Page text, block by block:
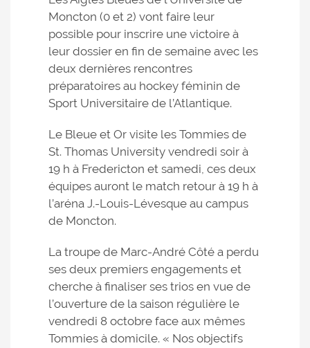
Moncton (0 et 2) vont faire leur
possible pour inscrire une victoire à
leur dossier en fin de semaine avec les
deux dernières rencontres
préparatoires au hockey féminin de
Sport Universitaire de l’Atlantique.
Le Bleue et Or visite les Tommies de
St. Thomas University vendredi soir à
19 h à Fredericton et samedi, ces deux
équipes auront le match retour à 19 h à
l’aréna J.-Louis-Lévesque au campus
de Moncton.
La troupe de Marc-André Côté a perdu
ses deux premiers engagements et
cherche à finaliser ses trios en vue de
l’ouverture de la saison régulière le
vendredi 8 octobre face aux mêmes
Tommies à domicile. « Nos objectifs